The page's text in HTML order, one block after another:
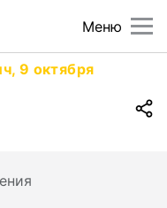
Меню
9 октября